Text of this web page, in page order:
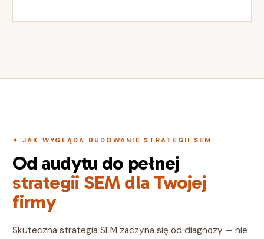
✦ JAK WYGLĄDA BUDOWANIE STRATEGII SEM
Od audytu do pełnej
strategii SEM dla Twojej
firmy
Skuteczna strategia SEM zaczyna się od diagnozy — nie